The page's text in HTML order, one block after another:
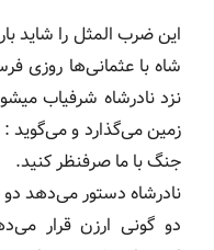
این ضرب المثل را شاید
شاه با عثمانی‌ها روزی
نزد نادرشاه شرفیاب
زمین می‏‌گذارد و می‏‌گوید :
جنگ با ما صرفنظر کنید.
نادرشاه دستور می‏‌دهد
دو گونی ارزن قرار